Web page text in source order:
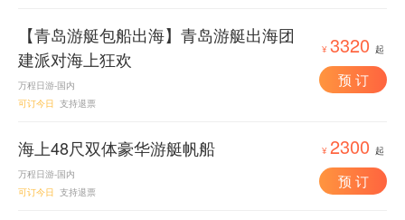
【青岛游艇包船出海】青岛游艇出海团
建派对海上狂欢
万程日游-国内
可订今日 支持退票
¥ 3320 起
预 订
海上48尺双体豪华游艇帆船
万程日游-国内
可订今日 支持退票
¥ 2300 起
预 订